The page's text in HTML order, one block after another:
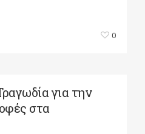
0
για την
στα